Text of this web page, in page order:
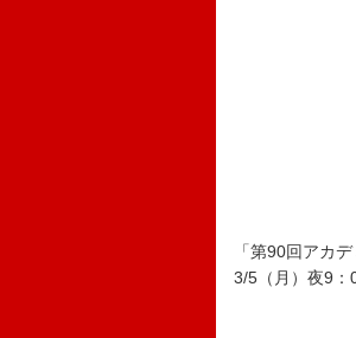
「第90回アカ
3/5（月）夜9：